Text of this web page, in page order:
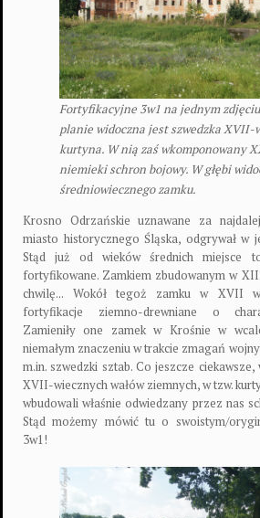
Fortyfikacyjne 3w1 na jednym
planie widoczna jest szwedzka XVII-
kurtyna. W nią zaś wkomponowany
niemieki schron bojowy. W głębi
średniowiecznego zamku.
Krosno Odrzańskie uznawane za
miasto historycznego Śląska, odgrywał w
Stąd już od wieków średnich miejsce
fortyfikowane. Zamkiem zbudowanym w
chwilę... Wokół tegoż zamku w XVII
fortyfikacje ziemno-drewniane o
Zamieniły one zamek w Krośnie w
niemałym znaczeniu w trakcie zmagań
m.in. szwedzki sztab. Co jeszcze ciekawsze,
XVII-wiecznych wałów ziemnych, w tzw.
wbudowali właśnie odwiedzany przez nas
Stąd możemy mówić tu o swoistym/
3w1!